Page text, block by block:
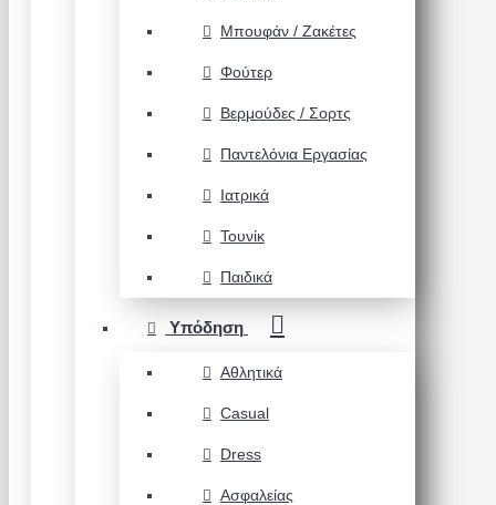
Μπουφάν / Ζακέτες
Φούτερ
Βερμούδες / Σορτς
Παντελόνια Εργασίας
Ιατρικά
Τουνίκ
Παιδικά
Υπόδηση
Αθλητικά
Casual
Dress
Ασφαλείας